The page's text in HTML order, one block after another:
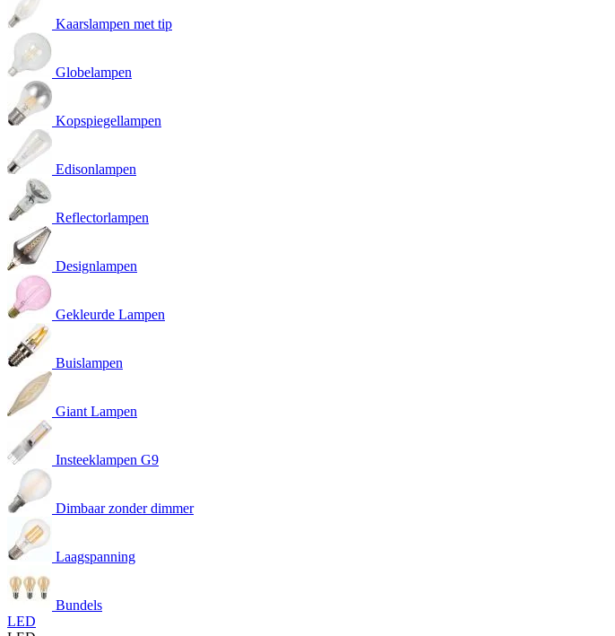
Kaarslampen met tip
Globelampen
Kopspiegellampen
Edisonlampen
Reflectorlampen
Designlampen
Gekleurde Lampen
Buislampen
Giant Lampen
Insteeklampen G9
Dimbaar zonder dimmer
Laagspanning
Bundels
LED